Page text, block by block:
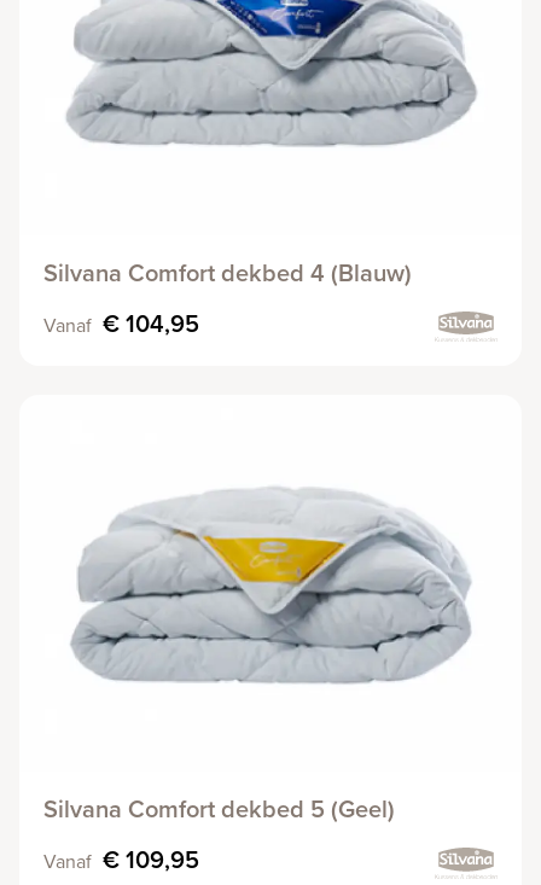
Silvana Comfort dekbed 4 (Blauw)
Vanaf € 104,95
Silvana Comfort dekbed 5 (Geel)
Vanaf € 109,95